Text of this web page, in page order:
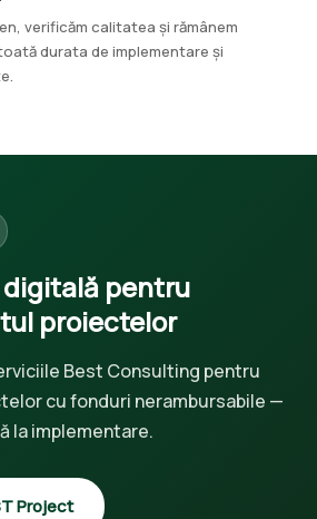
verificăm calitatea și rămânem
durata de implementare și
pentru
proiectelor
Best Consulting pentru
cu fonduri nerambursabile —
la implementare.
Project